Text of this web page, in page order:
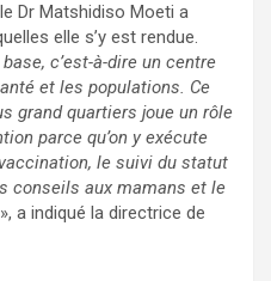
Dr Matshidiso Moeti a
elle s’y est rendue.
c’est-à-dire un centre
et les populations. Ce
grand quartiers joue un rôle
parce qu’on y exécute
le suivi du statut
conseils aux mamans et le
», a indiqué la directrice de